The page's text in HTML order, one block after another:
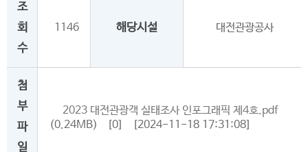
조
회
수
1146 해당시설 대전관광공사
첨
부
파
일
2023 대전관광객 실태조사 인포그래픽 제4호.pdf
(0.24MB)
[0] [2024-11-18 17:31:08]